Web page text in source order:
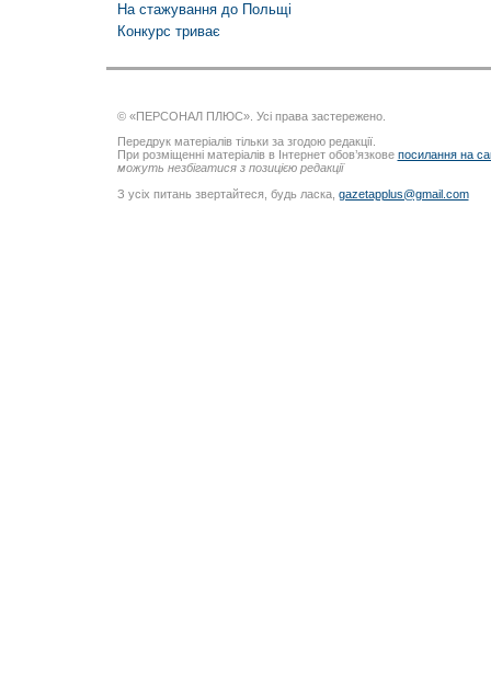
На стажування до Польщі
Конкурс триває
© «ПЕРСОНАЛ ПЛЮС». Усі права застережено.
Передрук матеріалів тільки за згодою редакції.
При розміщенні матеріалів в Інтернет обов’язкове посилання на
можуть незбігатися з позицією редакції
З усіх питань звертайтеся, будь ласка, gazetapplus@gmail.com